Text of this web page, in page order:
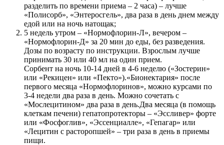
разделить по времени приема – 2 часа) – лучше
«Полисорб», «Энтеросгель», два раза в день днем между
едой или на ночь натощак;
5 недель утром – «Нормофлорин-Л», вечером –
«Нормофлорин-Д» за 20 мин до еды, без разведения.
Дозы по возрасту по инструкции. Взрослым лучше
принимать 30 или 40 мл на один прием.
Сорбент на ночь 10-14 дней в 4-6 неделю («Зостерин»
или «Рекицен» или «Пекто»).«Бионектария» после
первого месяца «Нормофлоринов», можно курсами по
3-4 недели два раза в день. Можно сочетать с
«Мослецитином» два раза в день.Два месяца (в помощь
клеткам печени) гепатопротекторы – «Эссливер» форте
или «Фосфоглив», «Эссенциалле», «Гепагар» или
«Лецитин с расторопшей» – три раза в день в приемы
пищи.